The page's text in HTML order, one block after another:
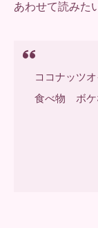
あわせて読みた
ココナッツ
食べ物 ボケ